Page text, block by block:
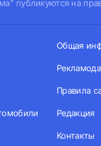
публикуются на
Общая
Правила
Редакция
Контакты